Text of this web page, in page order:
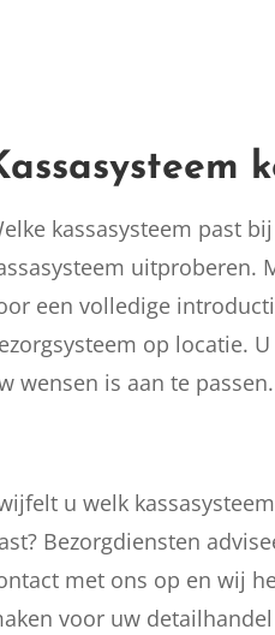
kassasysteem past
uitproberen.
een volledige
op locatie.
wensen is aan te passen.
u welk
Bezorgdiensten
met ons op en wij
voor uw detailhandel